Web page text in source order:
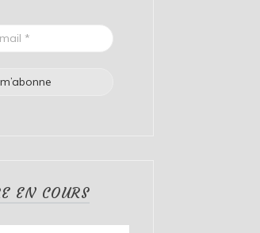
EN COURS